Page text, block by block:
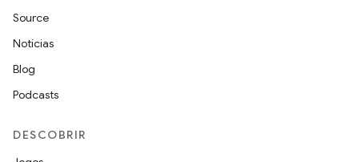
Source
Notícias
Blog
Podcasts
DESCOBRIR